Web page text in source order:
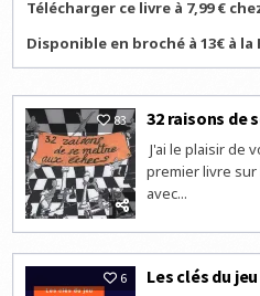
Télécharger ce livre à 7,99 €
Disponible en broché à 13€ à la
83 32 raisons de
J'ai le plaisir de
premier livre sur
avec...
6 Les clés du